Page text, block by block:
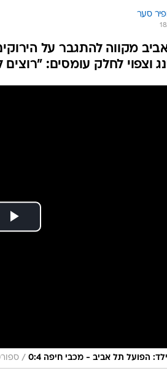
סער
וצפוי לחלק עומסים:
הפועל תל אביב - מכבי חיפה 0:4 /